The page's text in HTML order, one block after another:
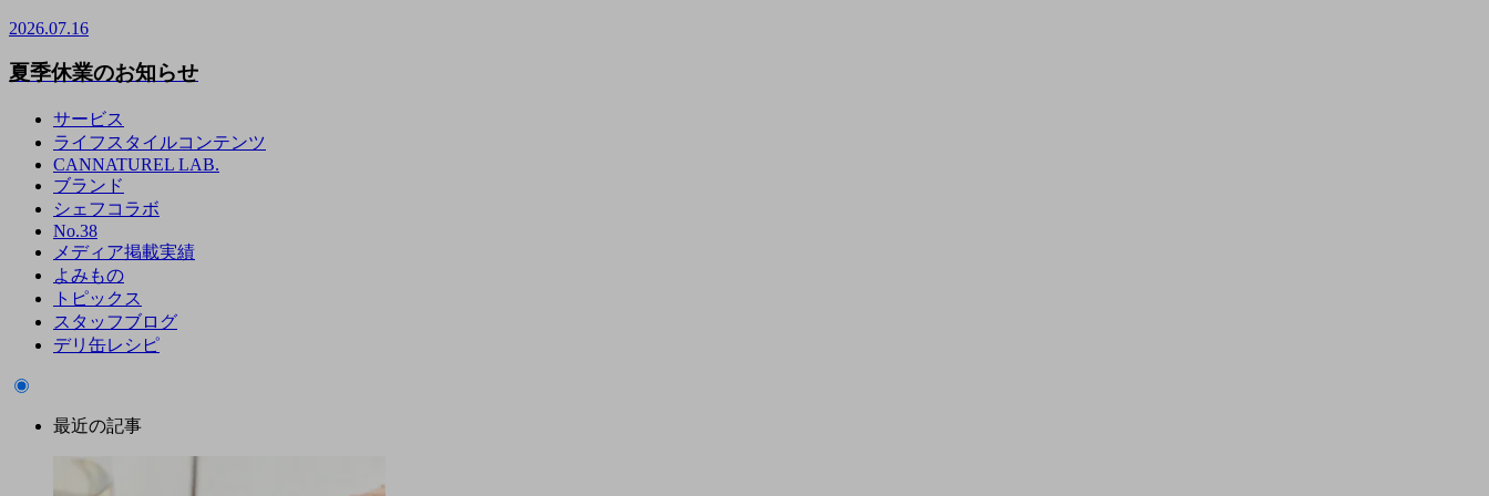
2026.07.16
夏季休業のお知らせ
サービス
ライフスタイルコンテンツ
CANNATUREL LAB.
ブランド
シェフコラボ
No.38
メディア掲載実績
よみもの
トピックス
スタッフブログ
デリ缶レシピ
最近の記事